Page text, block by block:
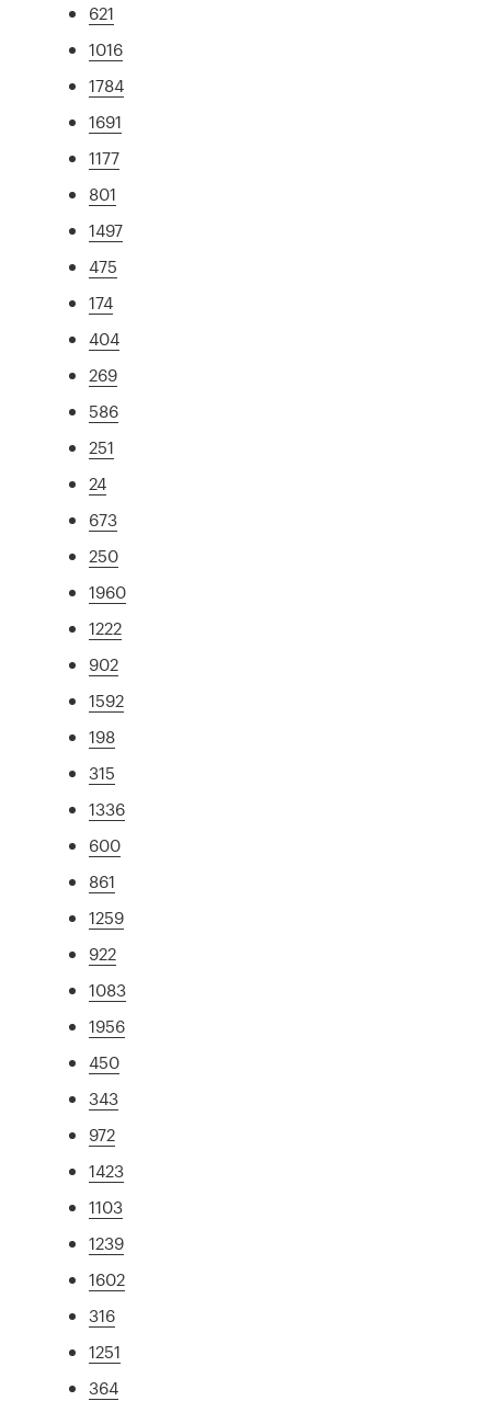
621
1016
1784
1691
1177
801
1497
475
174
404
269
586
251
24
673
250
1960
1222
902
1592
198
315
1336
600
861
1259
922
1083
1956
450
343
972
1423
1103
1239
1602
316
1251
364